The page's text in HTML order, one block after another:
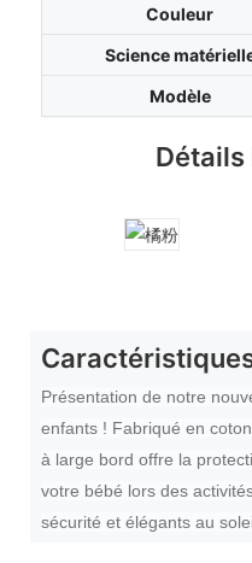
Couleur
Science
Modèle
Détails
Présentation de notre
enfants ! Fabriqué en
à large bord offre la
votre bébé lors des
sécurité et élégants au